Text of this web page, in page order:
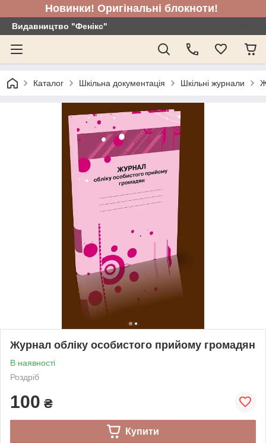
Новинки! Оригінальні блокноти!
Видавництво "Фенікс"
Каталог Шкільна документація Шкільні журнали
Журнал обліку особистого прийому громадян
В наявності
Роздріб
100 ₴
Купити